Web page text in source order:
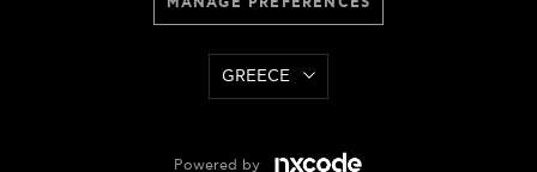
GREECE
Powered by